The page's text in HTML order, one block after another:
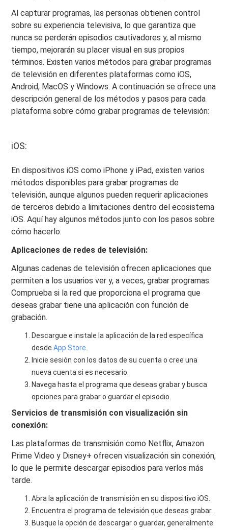
Al capturar programas, las personas obtienen control
sobre su experiencia televisiva, lo que garantiza que
nunca se perderán episodios cautivadores y, al mismo
tiempo, mejorarán su placer visual en sus propios
términos. Existen varios métodos para grabar programas
de televisión en diferentes plataformas como iOS,
Android, MacOS y Windows. A continuación se ofrece una
descripción general de los métodos y pasos para cada
plataforma sobre cómo grabar programas de televisión:
iOS:
En dispositivos iOS como iPhone y iPad, existen varios
métodos disponibles para grabar programas de
televisión, aunque algunos pueden requerir aplicaciones
de terceros debido a limitaciones dentro del ecosistema
iOS. Aquí hay algunos métodos junto con los pasos sobre
cómo hacerlo:
Aplicaciones de redes de televisión:
Algunas cadenas de televisión ofrecen aplicaciones que
permiten a los usuarios ver y, a veces, grabar programas.
Comprueba si la red que proporciona el programa que
deseas grabar tiene una aplicación con función de
grabación.
Descargue e instale la aplicación de la red específica
desdeApp Store
Inicie sesión con los datos de su cuenta o cree una
nueva cuenta si es necesario.
Navega hasta el programa que deseas grabar y busca
opciones para grabar o guardar el episodio.
Servicios de transmisión con visualización sin
conexión:
Las plataformas de transmisión como Netflix, Amazon
Prime Video y Disney+ ofrecen visualización sin conexión,
lo que le permite descargar episodios para verlos más
tarde.
Abra la aplicación de transmisión en su dispositivo iOS.
Encuentra el programa de televisión que deseas grabar.
Busque la opción de descargar o guardar, generalmente